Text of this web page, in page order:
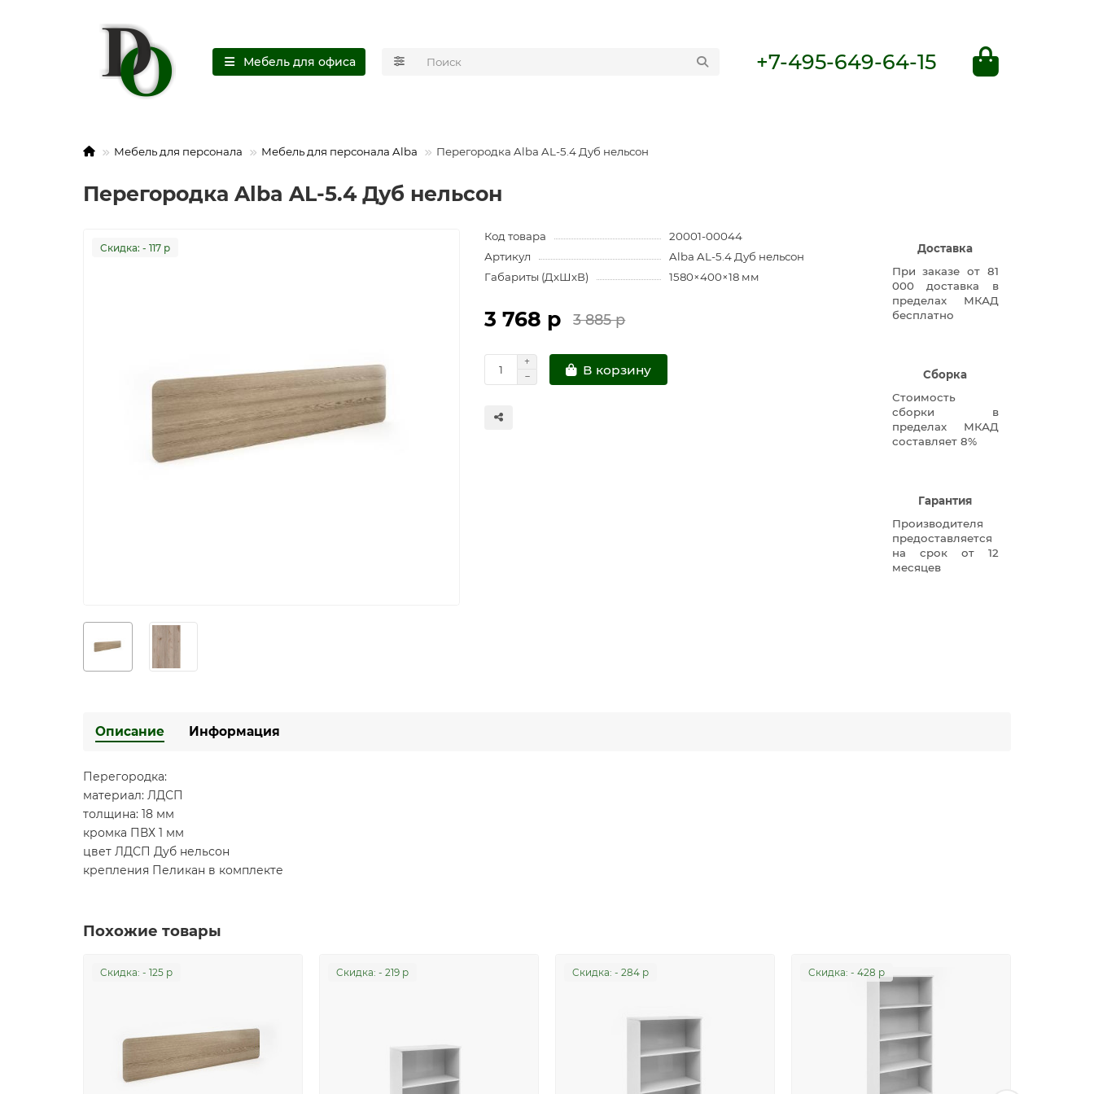
Мебель для офиса +7-495-649-64-15
Мебель для персонала Мебель для персонала Alba Перегородка Alba AL-5.4 Дуб нельсон
Перегородка Alba AL-5.4 Дуб нельсон
Cкидка: - 117 р
Код товара
20001-00044
Артикул
Alba AL-5.4 Дуб нельсон
Габариты (ДхШхВ)
1580×400×18 мм
3 768 р 3 885 р
В корзину
Доставка
При заказе от 81
000 доставка в
пределах МКАД
бесплатно
Сборка
Стоимость
сборки в
пределах МКАД
составляет 8%
Гарантия
Производителя
предоставляется
на срок от 12
месяцев
Описание Информация
Перегородка:
материал: ЛДСП
толщина: 18 мм
кромка ПВХ 1 мм
цвет ЛДСП Дуб нельсон
крепления Пеликан в комплекте
Похожие товары
Cкидка: - 125 р Cкидка: - 219 р Cкидка: - 284 р Cкидка: - 428 р